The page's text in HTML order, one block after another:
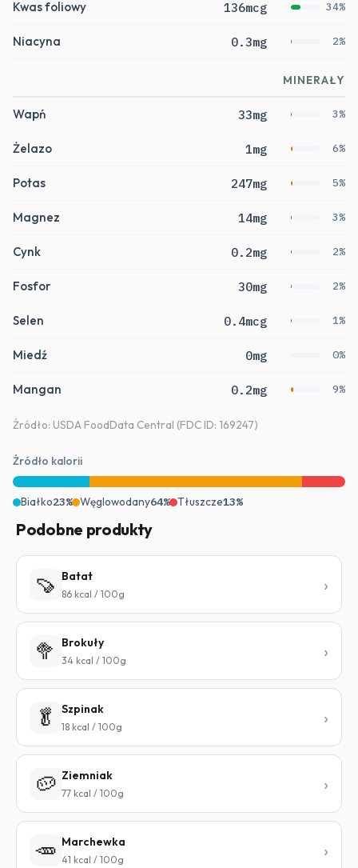
Kwas foliowy 136mcg 34%
Niacyna 0.3mg 2%
MINERAŁY
Wapń 33mg 3%
Żelazo 1mg 6%
Potas 247mg 5%
Magnez 14mg 3%
Cynk 0.2mg 2%
Fosfor 30mg 2%
Selen 0.4mcg 1%
Miedź 0mg 0%
Mangan 0.2mg 9%
Źródło: USDA FoodData Central (FDC ID: 169247)
Źródło kalorii
Białko23% Węglowodany64% Tłuszcze13%
Podobne produkty
🍠 Batat
86 kcal / 100g
🥦 Brokuły
34 kcal / 100g
🥬 Szpinak
18 kcal / 100g
🥔 Ziemniak
77 kcal / 100g
🥕 Marchewka
41 kcal / 100g